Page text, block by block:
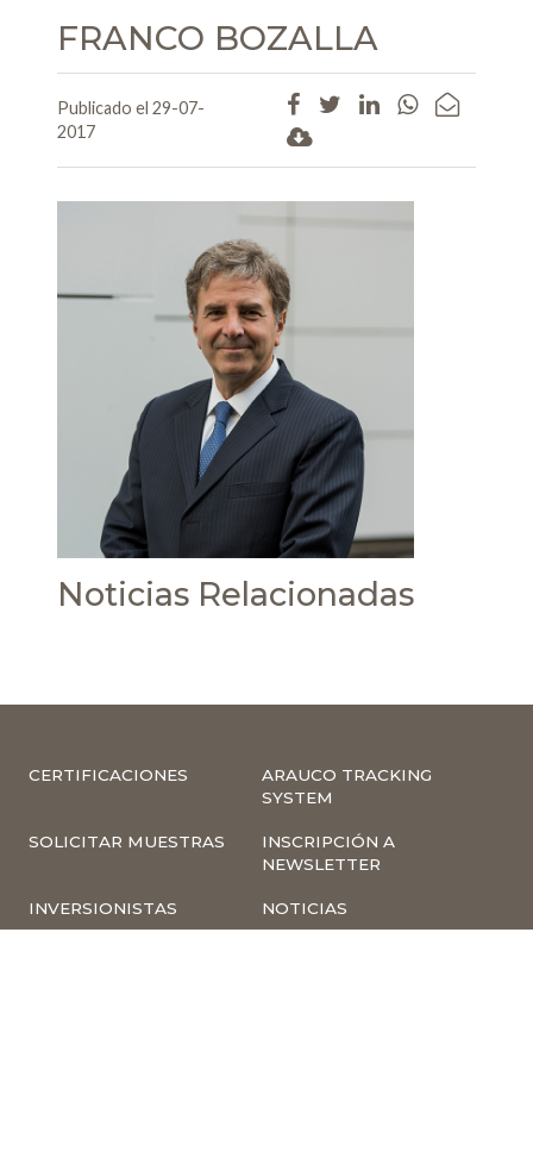
FRANCO BOZALLA
Publicado el 29-07-
2017
Noticias Relacionadas
CERTIFICACIONES
ARAUCO TRACKING
SYSTEM
SOLICITAR MUESTRAS
INSCRIPCIÓN A
NEWSLETTER
INVERSIONISTAS NOTICIAS